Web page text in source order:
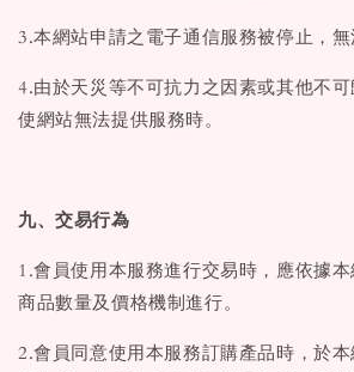
3.本網站申請之電子通信服務被停止，無
4.由於天災等不可抗力之因素或其他不
使網站無法提供服務時。
九、交易行為
1.會員使用本服務進行交易時，應依據
商品數量及價格機制進行。
2.會員同意使用本服務訂購產品時，於